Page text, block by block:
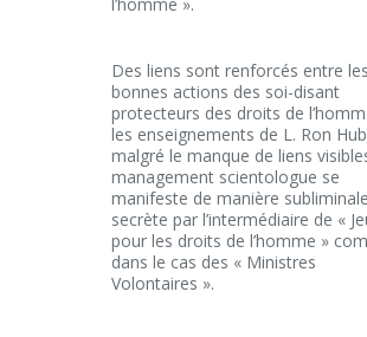
Des liens sont renforcés entre les
bonnes actions des soi-disant
protecteurs des droits de
les enseignements de L. Ron
malgré le manque de liens
management scientologue se
manifeste de manière
secrète par l’intermédiaire de «
pour les droits de l’homme »
dans le cas des « Ministres
Volontaires ».